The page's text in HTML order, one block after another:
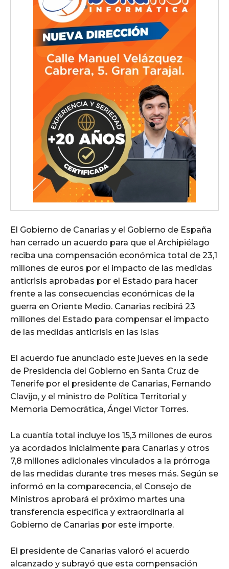
El Gobierno de Canarias y el Gobierno de España
han cerrado un acuerdo para que el Archipiélago
reciba una compensación económica total de 23,1
millones de euros por el impacto de las medidas
anticrisis aprobadas por el Estado para hacer
frente a las consecuencias económicas de la
guerra en Oriente Medio. Canarias recibirá 23
millones del Estado para compensar el impacto
de las medidas anticrisis en las islas
El acuerdo fue anunciado este jueves en la sede
de Presidencia del Gobierno en Santa Cruz de
Tenerife por el presidente de Canarias, Fernando
Clavijo, y el ministro de Política Territorial y
Memoria Democrática, Ángel Víctor Torres.
La cuantía total incluye los 15,3 millones de euros
ya acordados inicialmente para Canarias y otros
7,8 millones adicionales vinculados a la prórroga
de las medidas durante tres meses más. Según se
informó en la comparecencia, el Consejo de
Ministros aprobará el próximo martes una
transferencia específica y extraordinaria al
Gobierno de Canarias por este importe.
El presidente de Canarias valoró el acuerdo
alcanzado y subrayó que esta compensación